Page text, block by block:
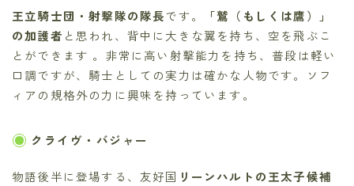
王立騎士団・射撃隊の隊長です。
「鷲（もしくは鷹）」
の加護者 と思われ、背中に大きな翼を持ち、空を飛ぶこ
とができます 。非常に高い射撃能力を持ち、普段は軽い
口調ですが、騎士としての実力は確かな人物です。ソフ
ィアの規格外の力に興味を持っています。
クライヴ・バジャー
物語後半に登場する、友好国 リーンハルトの王太子候補